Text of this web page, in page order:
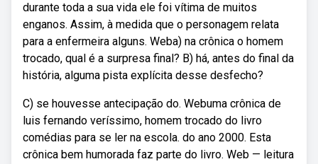
durante toda a sua vida ele foi vítima de muitos
enganos. Assim, à medida que o personagem relata
para a enfermeira alguns. Weba) na crônica o homem
trocado, qual é a surpresa final? B) há, antes do final da
história, alguma pista explícita desse desfecho?
C) se houvesse antecipação do. Webuma crônica de
luis fernando veríssimo, homem trocado do livro
comédias para se ler na escola. do ano 2000. Esta
crônica bem humorada faz parte do livro. Web — leitura